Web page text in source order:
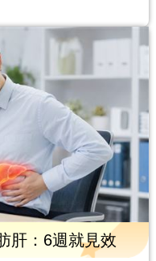
肝：6週就見效